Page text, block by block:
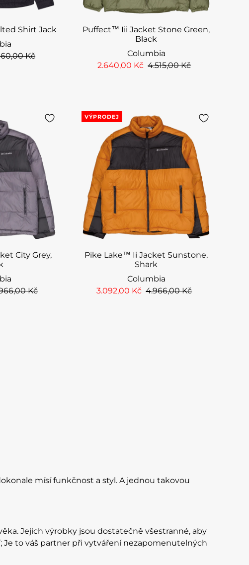
Shirt Jack
Kč
Puffect™ Iii Jacket Stone Green,
Black
Columbia
2.640,00 Kč 4.515,00 Kč
City Grey,
Kč
VÝPRODEJ
Pike Lake™ Ii Jacket Sunstone,
Shark
Columbia
3.092,00 Kč 4.966,00 Kč
mísí funkčnost a styl. A jednou takovou
Jejich výrobky jsou dostatečně všestranné, aby
to váš partner při vytváření nezapomenutelných